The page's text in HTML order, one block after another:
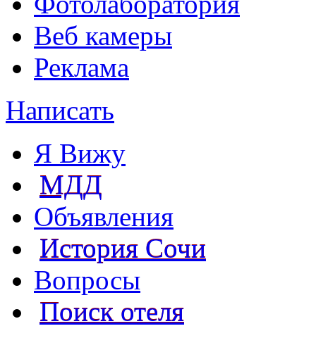
Веб камеры
Реклама
Написать
Я Вижу
МДД
Объявления
История Сочи
Вопросы
Поиск отеля